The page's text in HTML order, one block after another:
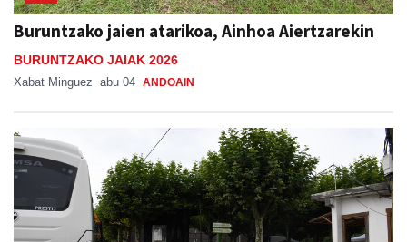
Buruntzako jaien atarikoa, Ainhoa Aiertzarekin
BURUNTZAKO JAIAK 2026
Xabat Minguez abu 04 ANDOAIN